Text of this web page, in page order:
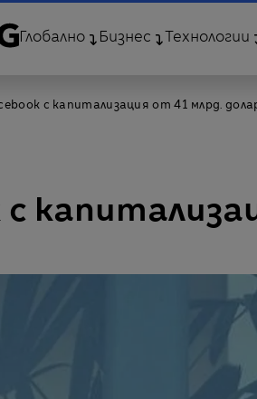
Глобално Бизнес Технологии
с капитализация от 41 млрд.
с